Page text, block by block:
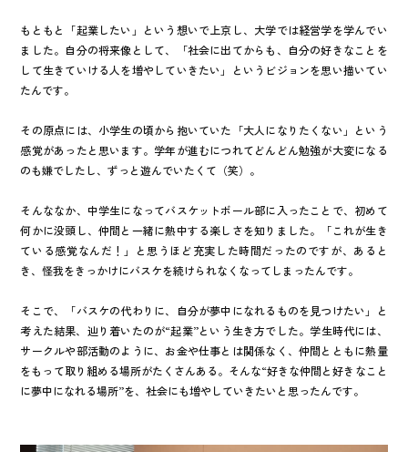
もともと「起業したい」という想いで上京し、大学では経営学を学んでい
ました。自分の将来像として、「社会に出てからも、自分の好きなことを
して生きていける人を増やしていきたい」というビジョンを思い描いてい
たんです。
その原点には、小学生の頃から抱いていた「大人になりたくない」という
感覚があったと思います。学年が進むにつれてどんどん勉強が大変になる
のも嫌でしたし、ずっと遊んでいたくて（笑）。
そんななか、中学生になってバスケットボール部に入ったことで、初めて
何かに没頭し、仲間と一緒に熱中する楽しさを知りました。「これが生き
ている感覚なんだ！」と思うほど充実した時間だったのですが、あると
き、怪我をきっかけにバスケを続けられなくなってしまったんです。
そこで、「バスケの代わりに、自分が夢中になれるものを見つけたい」と
考えた結果、辿り着いたのが“起業”という生き方でした。学生時代には、
サークルや部活動のように、お金や仕事とは関係なく、仲間とともに熱量
をもって取り組める場所がたくさんある。そんな“好きな仲間と好きなこと
に夢中になれる場所”を、社会にも増やしていきたいと思ったんです。